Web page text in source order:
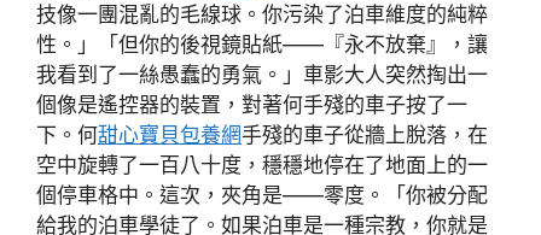
技像一團混亂的毛線球。你污染了泊車維度的純粹
性。」「但你的後視鏡貼紙——『永不放棄』，讓
我看到了一絲愚蠢的勇氣。」車影大人突然掏出一
個像是遙控器的裝置，對著何手殘的車子按了一
下。何甜心寶貝包養網手殘的車子從牆上脫落，在
空中旋轉了一百八十度，穩穩地停在了地面上的一
個停車格中。這次，夾角是——零度。「你被分配
給我的泊車學徒了。如果泊車是一種宗教，你就是